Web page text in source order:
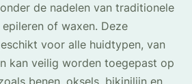
de nadelen van traditionele
of waxen. Deze
voor alle huidtypen, van
kan veilig worden toegepast op